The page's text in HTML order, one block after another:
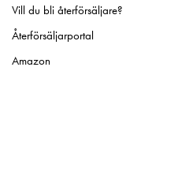
Vill du bli återförsäljare?
Återförsäljarportal
Amazon